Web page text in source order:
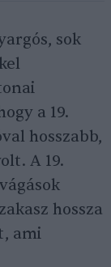
sok
a 19.
hosszabb,
A 19.
hossza
ami